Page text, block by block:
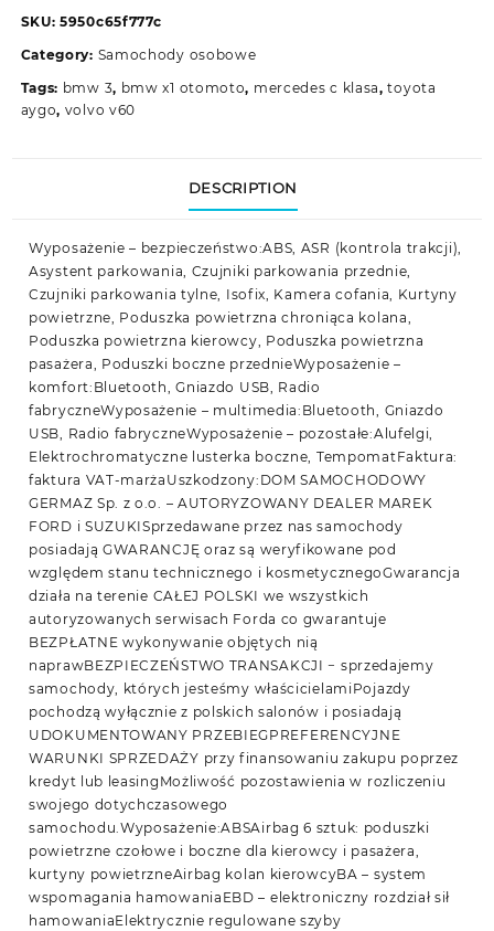
SKU: 5950c65f777c
Category: Samochody osobowe
Tags: bmw 3, bmw x1 otomoto, mercedes c klasa,toyota
aygo, volvo v60
DESCRIPTION
Wyposażenie – bezpieczeństwo:ABS, ASR (kontrola trakcji),
Asystent parkowania, Czujniki parkowania przednie,
Czujniki parkowania tylne, Isofix, Kamera cofania, Kurtyny
powietrzne, Poduszka powietrzna chroniąca kolana,
Poduszka powietrzna kierowcy, Poduszka powietrzna
pasażera, Poduszki boczne przednieWyposażenie –
komfort:Bluetooth, Gniazdo USB, Radio
fabryczneWyposażenie – multimedia:Bluetooth, Gniazdo
USB, Radio fabryczneWyposażenie – pozostałe:Alufelgi,
Elektrochromatyczne lusterka boczne, TempomatFaktura:
faktura VAT-marżaUszkodzony:DOM SAMOCHODOWY
GERMAZ Sp. z o.o. – AUTORYZOWANY DEALER MAREK
FORD i SUZUKISprzedawane przez nas samochody
posiadają GWARANCJĘ oraz są weryfikowane pod
względem stanu technicznego i kosmetycznegoGwarancja
działa na terenie CAŁEJ POLSKI we wszystkich
autoryzowanych serwisach Forda co gwarantuje
BEZPŁATNE wykonywanie objętych nią
naprawBEZPIECZEŃSTWO TRANSAKCJI − sprzedajemy
samochody, których jesteśmy właścicielamiPojazdy
pochodzą wyłącznie z polskich salonów i posiadają
UDOKUMENTOWANY PRZEBIEGPREFERENCYJNE
WARUNKI SPRZEDAŻY przy finansowaniu zakupu poprzez
kredyt lub leasingMożliwość pozostawienia w rozliczeniu
swojego dotychczasowego
samochodu.Wyposażenie:ABSAirbag 6 sztuk: poduszki
powietrzne czołowe i boczne dla kierowcy i pasażera,
kurtyny powietrzneAirbag kolan kierowcyBA – system
wspomagania hamowaniaEBD – elektroniczny rozdział sił
hamowaniaElektrycznie regulowane szyby